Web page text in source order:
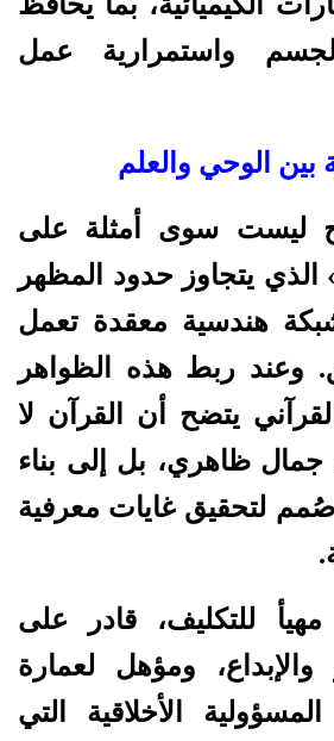
واستمرارية عمل
بين الوحي والعلم
ليست سوى أمثلة على
يتجاوز حدود المظهر
هندسية معقدة تعمل
وعند ربط هذه الظواهر
يتضح أن القرآن لا
ظاهري، بل إلى بناء
لتحقيق غايات معرفية
مهيأ للتكليف، قادر على
والإبداع، ومؤهل لعمارة
الأخلاقية التي